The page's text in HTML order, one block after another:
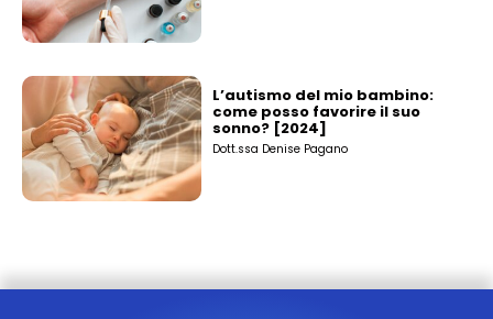
L’autismo del mio bambino:
come posso favorire il suo
sonno? [2024]
Dott.ssa Denise Pagano